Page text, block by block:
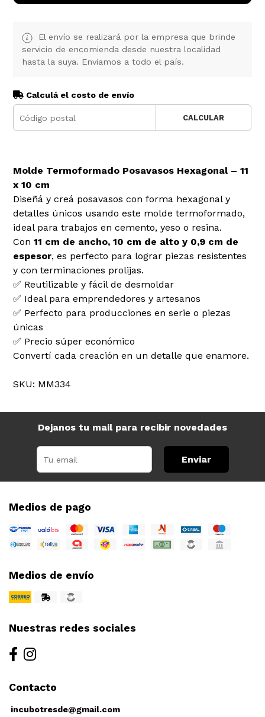
El envío se realizará por la empresa que brinde
servicio de encomienda desde nuestra localidad
hasta la suya. Enviamos a todo el país.
Calculá el costo de envío
CALCULAR
Molde Termoformado Posavasos Hexagonal – 11
x 10 cm
Diseñá y creá posavasos con forma hexagonal y
detalles únicos usando este molde termoformado,
ideal para trabajos en cemento, yeso o resina.
Con11 cm de ancho, 10 cm de alto y 0,9 cm de
espesor, es perfecto para lograr piezas resistentes
y con terminaciones prolijas.
✅ Reutilizable y fácil de desmoldar
✅ Ideal para emprendedores y artesanos
✅ Perfecto para producciones en serie o piezas
únicas
✅ Precio súper económico
Convertí cada creación en un detalle que enamore.
SKU: MM334
Dejanos tu mail para recibir novedades
Enviar
Medios de pago
Medios de envío
Nuestras redes sociales
Contacto
incubotresde@gmail.com